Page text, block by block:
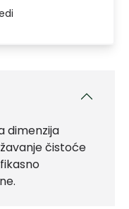
dimenzija
čistoće